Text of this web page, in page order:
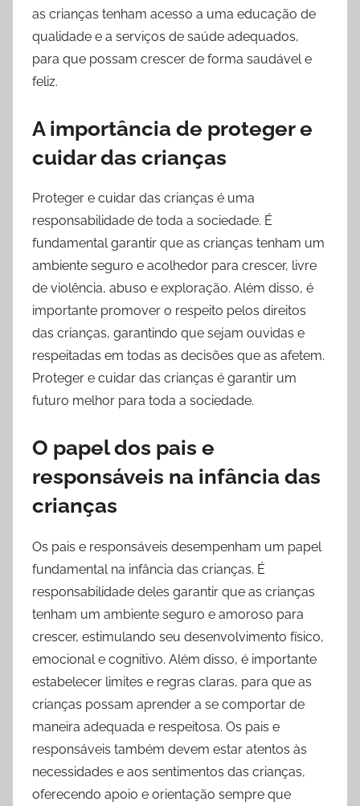
as crianças tenham acesso a uma educação de
qualidade e a serviços de saúde adequados,
para que possam crescer de forma saudável e
feliz.
A importância de proteger e
cuidar das crianças
Proteger e cuidar das crianças é uma
responsabilidade de toda a sociedade. É
fundamental garantir que as crianças tenham um
ambiente seguro e acolhedor para crescer, livre
de violência, abuso e exploração. Além disso, é
importante promover o respeito pelos direitos
das crianças, garantindo que sejam ouvidas e
respeitadas em todas as decisões que as afetem.
Proteger e cuidar das crianças é garantir um
futuro melhor para toda a sociedade.
O papel dos pais e
responsáveis na infância das
crianças
Os pais e responsáveis desempenham um papel
fundamental na infância das crianças. É
responsabilidade deles garantir que as crianças
tenham um ambiente seguro e amoroso para
crescer, estimulando seu desenvolvimento físico,
emocional e cognitivo. Além disso, é importante
estabelecer limites e regras claras, para que as
crianças possam aprender a se comportar de
maneira adequada e respeitosa. Os pais e
responsáveis também devem estar atentos às
necessidades e aos sentimentos das crianças,
oferecendo apoio e orientação sempre que